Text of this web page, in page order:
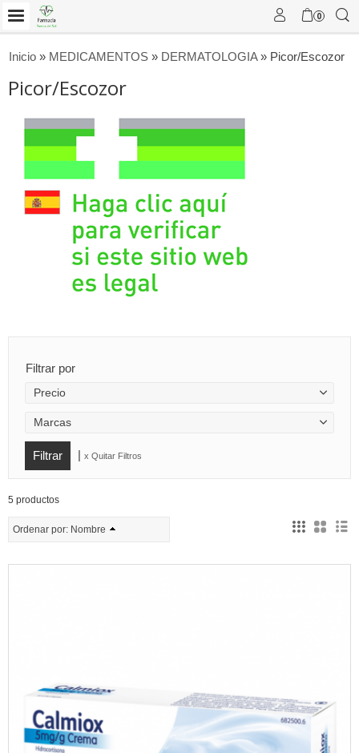
0
Inicio » MEDICAMENTOS » DERMATOLOGIA» Picor/Escozor
Picor/Escozor
Filtrar por
Precio
Marcas
| x Quitar Filtros
5 productos
Ordenar por: Nombre